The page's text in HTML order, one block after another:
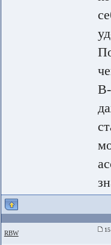
RBW 15